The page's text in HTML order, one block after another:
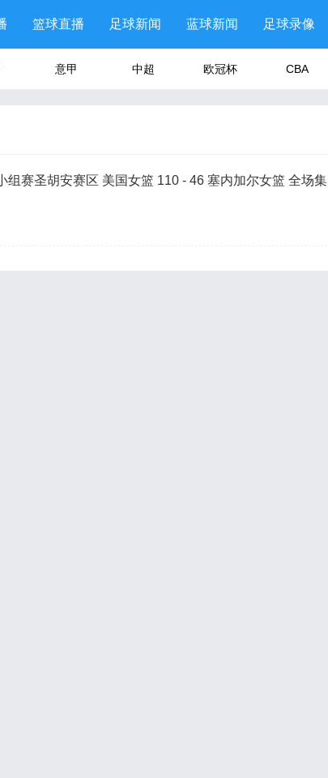
篮球直播 足球新闻 蓝球新闻 足球录像
意甲 中超 欧冠杯 CBA
赛圣胡安赛区 美国女篮 110 - 46 塞内加尔女篮 全场集